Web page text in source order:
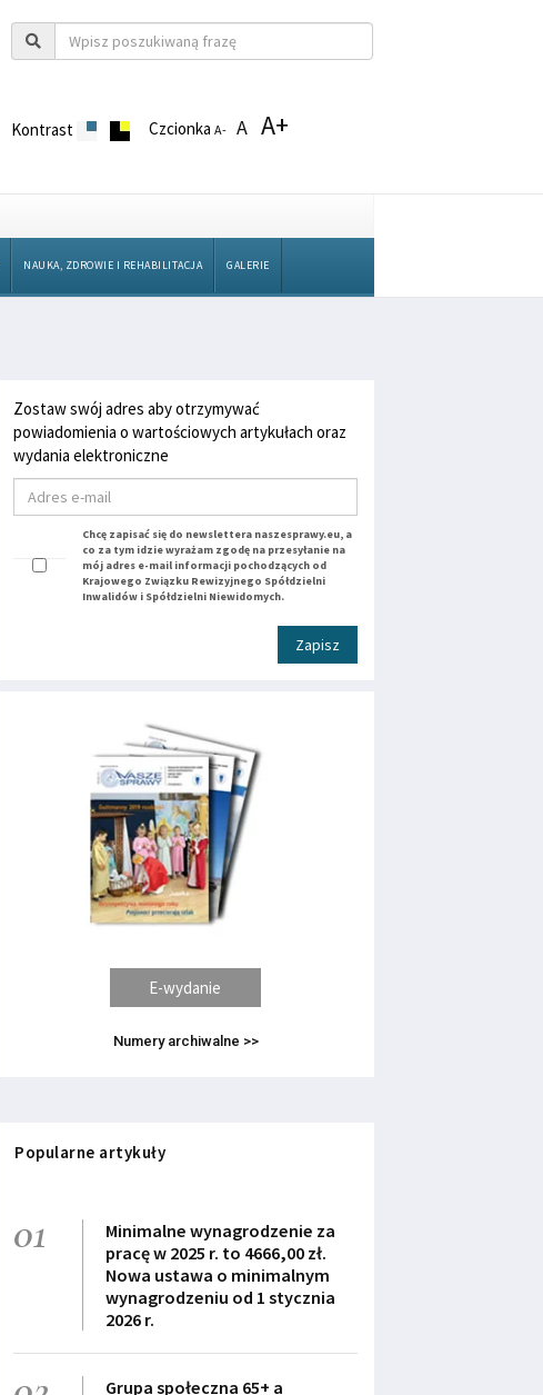
Kontrast CzcionkaA- A A+
NAUKA, ZDROWIE I REHABILITACJA GALERIE
Zostaw swój adres aby otrzymywać
powiadomienia o wartościowych artykułach oraz
wydania elektroniczne
Chcę zapisać się do newslettera naszesprawy.eu, a
co za tym idzie wyrażam zgodę na przesyłanie na
mój adres e-mail informacji pochodzących od
Krajowego Związku Rewizyjnego Spółdzielni
Inwalidów i Spółdzielni Niewidomych.
Zapisz
E-wydanie
Numery archiwalne >>
Popularne artykuły
01
Minimalne wynagrodzenie za
pracę w 2025 r. to 4666,00 zł.
Nowa ustawa o minimalnym
wynagrodzeniu od 1 stycznia
2026 r.
Grupa społeczna 65+ a